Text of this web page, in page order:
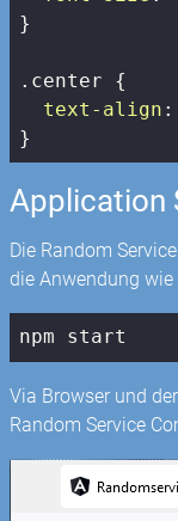
}
.center {
text-align :
}
Application
Die Random
die Anwendung
npm start
Via Browser und
Random Service